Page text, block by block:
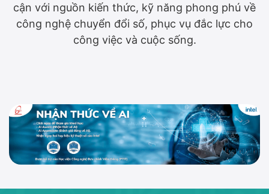
cận với nguồn kiến thức, kỹ năng phong phú về
công nghệ chuyển đổi số, phục vụ đắc lực cho
công việc và cuộc sống.